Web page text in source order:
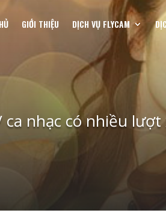
GIỚI THIỆU DỊCH VỤ FLYCAM
ca nhạc có nhiều